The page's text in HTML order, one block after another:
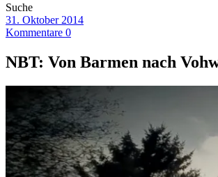
Suche
31. Oktober 2014
Kommentare 0
NBT: Von Barmen nach